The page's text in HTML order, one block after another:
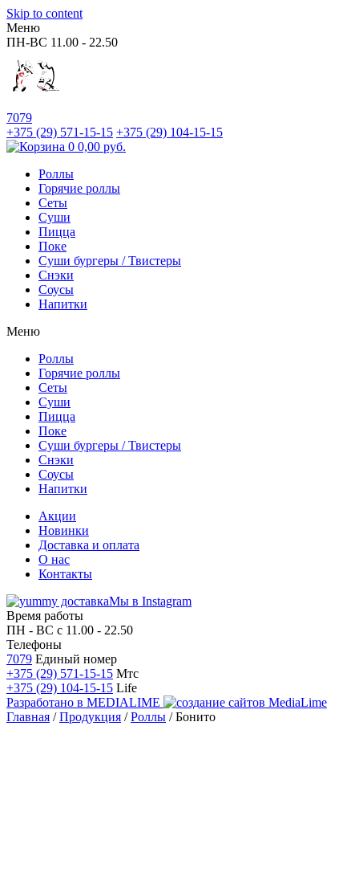
Skip to content
Меню
ПН-ВС 11.00 - 22.50
7079
+375 (29) 571-15-15 +375 (29) 104-15-15
0 0,00 руб.
Роллы
Горячие роллы
Сеты
Суши
Пицца
Поке
Суши бургеры / Твистеры
Снэки
Соусы
Напитки
Меню
Роллы
Горячие роллы
Сеты
Суши
Пицца
Поке
Суши бургеры / Твистеры
Снэки
Соусы
Напитки
Акции
Новинки
Доставка и оплата
О нас
Контакты
Мы в Instagram
Время работы
ПН - ВС с 11.00 - 22.50
Телефоны
7079 Единый номер
+375 (29) 571-15-15 Мтс
+375 (29) 104-15-15 Life
Разработано в MEDIALIME
Главная /Продукция /Роллы /Бонито